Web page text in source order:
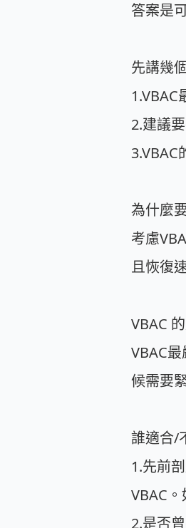
答案是
先講幾
1.VBAC
2.建議
3.VBAC
為什麼
考慮
且恢復
VBAC
VBAC
候需要
誰適合/
1.先前
VBAC
2.是否